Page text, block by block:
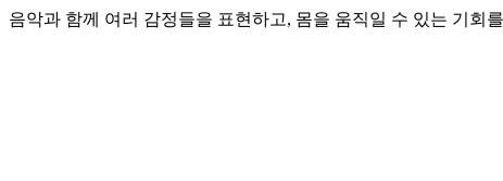
음악과 함께 여러 감정들을 표현하고, 몸을 움직일 수 있는 기회